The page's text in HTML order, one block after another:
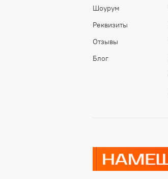
Шоурум
Реквизиты
Отзывы
Блог